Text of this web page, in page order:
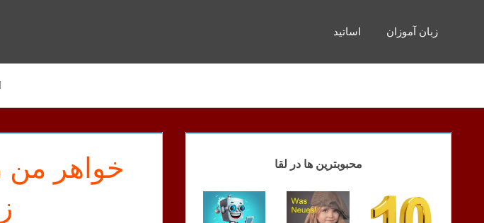
اساتید زبان آموزان
خواهر من
محبوبترین ها در لقا